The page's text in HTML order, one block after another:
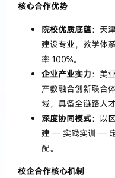
核心合作优势
院校优质底蕴：天
建设专业，教学体
率 100%。
企业产业实力：美
产教融合创新联合
域，具备全链路人
深度协同模式：以
建 — 实践实训 —
配。
校企合作核心机制